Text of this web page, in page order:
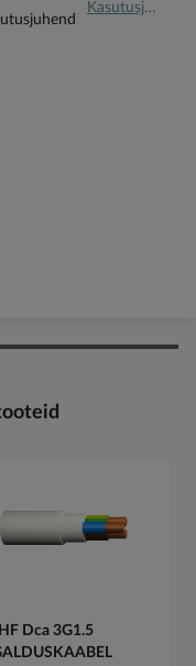
Kasutusjuhend en.pdf
Dca 3G1.5